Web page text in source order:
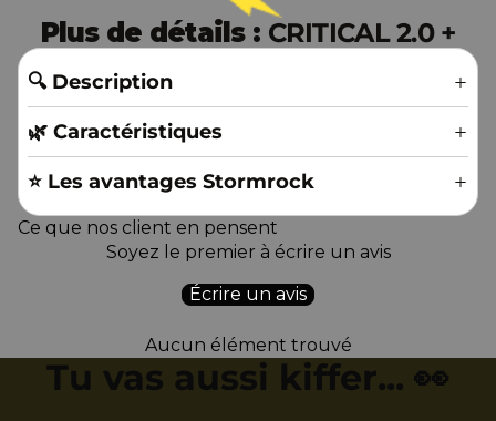
Plus de détails : CRITICAL 2.0 +
🔍 Description
🌿 Caractéristiques
⭐️ Les avantages Stormrock
Ce que nos client en pensent
Soyez le premier à écrire un avis
Écrire un avis
Aucun élément trouvé
Tu vas aussi kiffer... 👀